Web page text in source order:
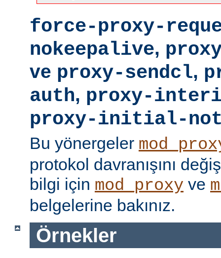
force-proxy-
nokeepalive,
ve proxy-sendcl,
auth, proxy-
proxy-initial-
Bu yönergeler
protokol davranışını
bilgi için mod_proxy ve
belgelerine bakınız.
Örnekler